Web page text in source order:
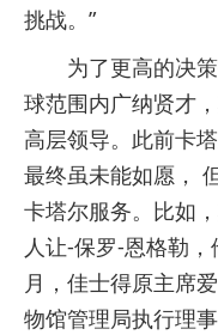
挑战。”
为了更高的决策
球范围内广纳贤才
高层领导。此前卡
最终虽未能如愿，
卡塔尔服务。比如
人让-保罗-恩格勒
月，佳士得原主席
物馆管理局执行理